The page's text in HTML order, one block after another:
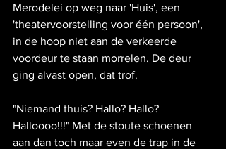
Merodelei op weg naar 'Huis', een
'theatervoorstelling voor één persoon',
in de hoop niet aan de verkeerde
voordeur te staan morrelen. De deur
ging alvast open, dat trof.
"Niemand thuis? Hallo? Hallo?
Halloooo!!!" Met de stoute schoenen
aan dan toch maar even de trap in de